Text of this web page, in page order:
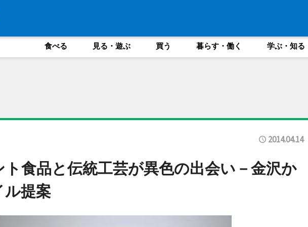
食べる 見る・遊ぶ 買う 暮らす・働く 学ぶ・知る
2014.04.14
食品と伝統工芸が異色の出会い－金沢か
ル提案